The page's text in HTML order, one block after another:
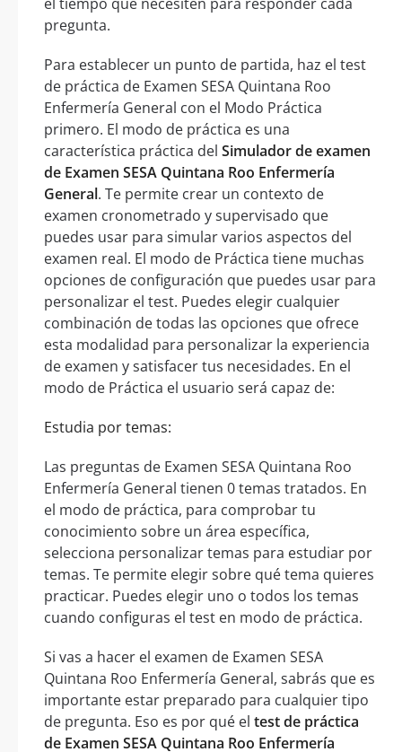
pregunta.
Para establecer un punto de partida, haz el test
de práctica de Examen SESA Quintana Roo
Enfermería General con el Modo Práctica
primero. El modo de práctica es una
característica práctica del Simulador de examen
de Examen SESA Quintana Roo Enfermería
General. Te permite crear un contexto de
examen cronometrado y supervisado que
puedes usar para simular varios aspectos del
examen real. El modo de Práctica tiene muchas
opciones de configuración que puedes usar para
personalizar el test. Puedes elegir cualquier
combinación de todas las opciones que ofrece
esta modalidad para personalizar la experiencia
de examen y satisfacer tus necesidades. En el
modo de Práctica el usuario será capaz de:
Estudia por temas:
Las preguntas de Examen SESA Quintana Roo
Enfermería General tienen 0 temas tratados. En
el modo de práctica, para comprobar tu
conocimiento sobre un área específica,
selecciona personalizar temas para estudiar por
temas. Te permite elegir sobre qué tema quieres
practicar. Puedes elegir uno o todos los temas
cuando configuras el test en modo de práctica.
Si vas a hacer el examen de Examen SESA
Quintana Roo Enfermería General, sabrás que es
importante estar preparado para cualquier tipo
de pregunta. Eso es por qué el test de práctica
de Examen SESA Quintana Roo Enfermería